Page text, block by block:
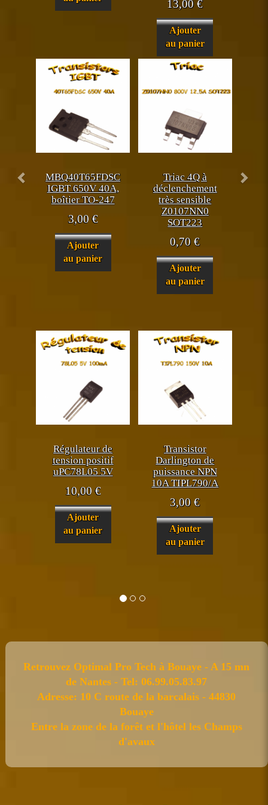
13,00€
Ajouter
au panier
MBQ40T65FDSC
IGBT 650V 40A,
boîtier TO-247
3,00€
Ajouter
au panier
Triac 4Q à
déclenchement
très sensible
Z0107NN0
SOT223
0,70€
Ajouter
au panier
Régulateur de
tension positif
uPC78L05 5V
10,00€
Ajouter
au panier
Transistor
Darlington de
puissance NPN
10A TIPL790/A
3,00€
Ajouter
au panier
Retrouvez Optimal Pro Tech à Bouaye - A 15 mn
de Nantes - Tel: 06.99.05.83.97
Adresse: 10 C route de la barcalais - 44830
Bouaye
Entre la zone de la forêt et l'hôtel les Champs
d'avaux